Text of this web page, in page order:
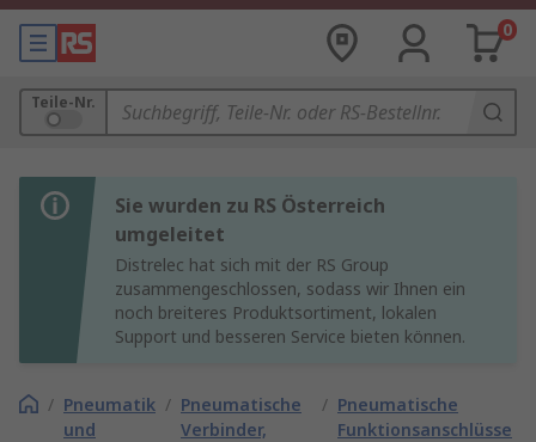
0
Teile-Nr.
Sie wurden zu RS Österreich
umgeleitet
Distrelec hat sich mit der RS Group
zusammengeschlossen, sodass wir Ihnen ein
noch breiteres Produktsortiment, lokalen
Support und besseren Service bieten können.
/ Pneumatik
und
/ Pneumatische
Verbinder,
/ Pneumatische
Funktionsanschlüsse